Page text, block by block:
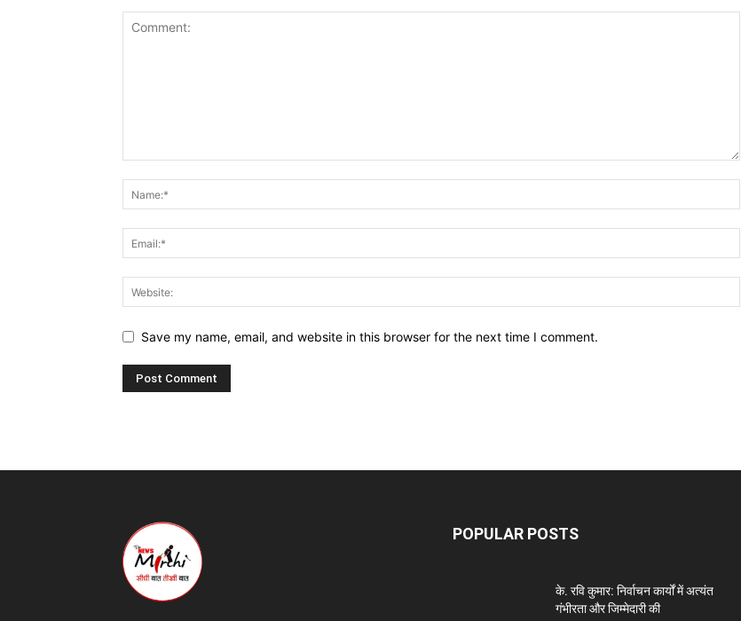
Save my name, email, and website in this browser for the next time I comment.
POPULAR POSTS
के. रवि कुमार: निर्वाचन कार्यों में अत्यंत
गंभीरता और जिम्मेदारी की